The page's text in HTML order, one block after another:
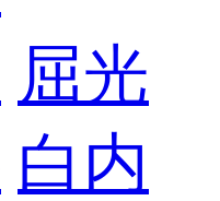
屈光
白内